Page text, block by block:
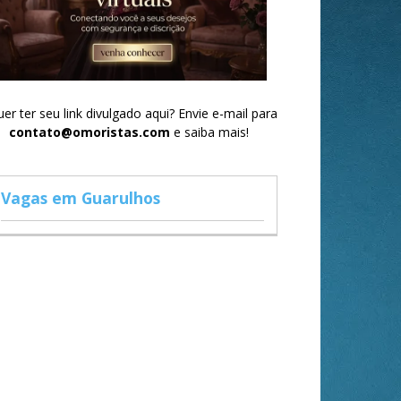
ter seu link divulgado aqui? Envie e-mail para
contato@omoristas.com e saiba mais!
Vagas em Guarulhos